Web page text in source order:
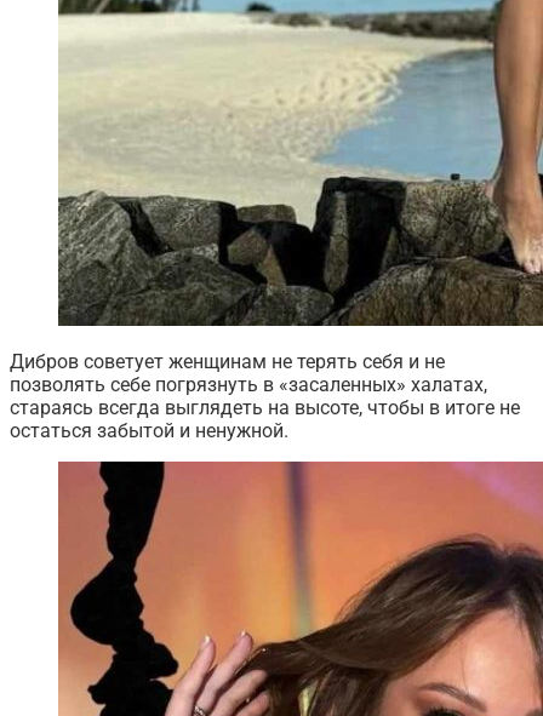
Дибров советует женщинам не терять себя и не
позволять себе погрязнуть в «засаленных» халатах,
стараясь всегда выглядеть на высоте, чтобы в итоге не
остаться забытой и ненужной.